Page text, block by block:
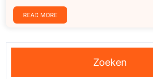
READ MORE
Zoeken